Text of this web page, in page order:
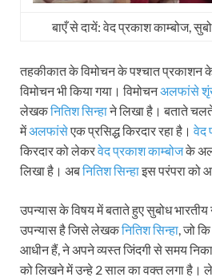
बाएँ से दायें: वेद प्रकाश काम्बोज,
तहकीकात के विमोचन के पश्चात प्रकाशन के
विमोचन भी किया गया। विमोचनअलफांसे
लेखकनितिश सिन्हाने लिखा है। बताते चलते
मेंअलफांसेएक प्रसिद्ध किरदार रहा है।वेद
किरदार को लेकरवेद प्रकाश काम्बोजके
लिखा है। अबनितिश सिन्हाइस परंपरा को
उपन्यास के विषय में बताते हुए सुबोध
उपन्यास है जिसे लेखकनितिश सिन्हा, जो
आधीन हैं, ने अपने व्यस्त जिंदगी से समय
को लिखने में उन्हे 2 साल का वक्त लगा